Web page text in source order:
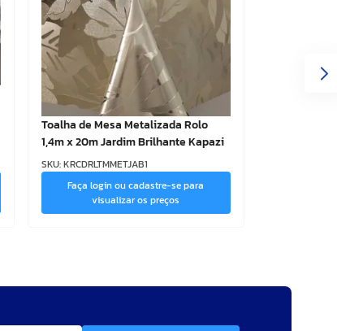
Toalha de Mesa Metalizada Rolo
1,4m x 20m Jardim Brilhante Kapazi
SKU:KRCDRLTMMETJAB1
Faça login ou cadastre-se para
visualizar os preços